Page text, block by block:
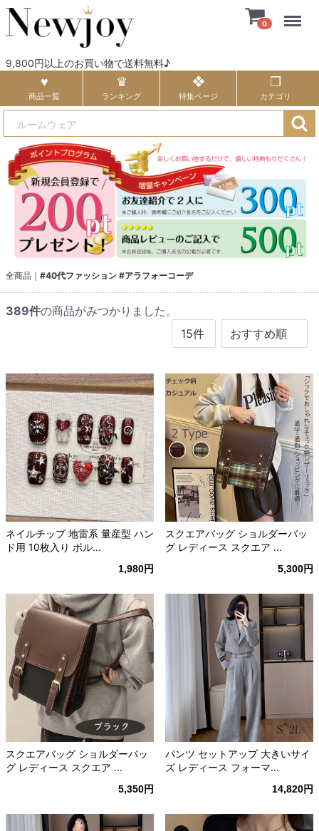
9,800円以上のお買い物で送料無料♪
0
商品一覧 ランキング 特集ページ カテゴリ
全商品 #40代ファッション #アラフォーコーデ
389件の商品がみつかりました。
ネイルチップ 地雷系 量産型 ハン
ド用 10枚入り ボル...
1,980円
スクエアバッグ ショルダーバッ
グ レディース スクエア ...
5,300円
スクエアバッグ ショルダーバッ
グ レディース スクエア ...
5,350円
パンツ セットアップ 大きいサイ
ズ レディース フォーマ...
14,820円